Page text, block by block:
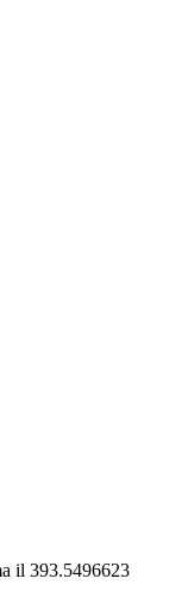
il 393.5496623